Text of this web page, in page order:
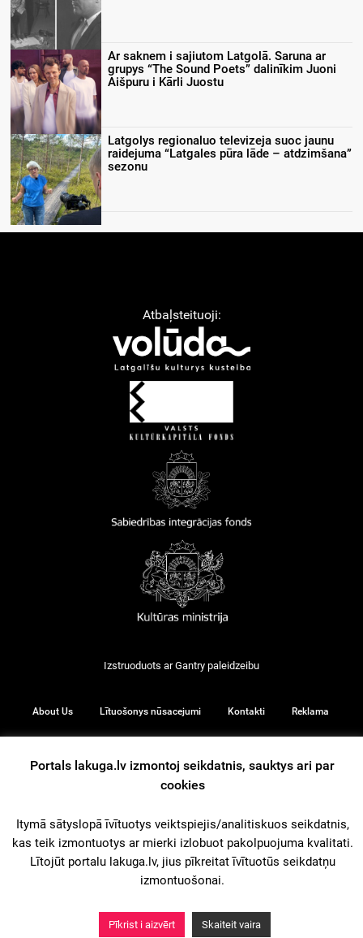
Ar saknem i sajiutom Latgolā. Saruna ar
grupys “The Sound Poets” dalinīkim Juoni
Aišpuru i Kārli Juostu
Latgolys regionaluo televizeja suoc jaunu
raidejuma “Latgales pūra lāde – atdzimšana”
sezonu
Atbaļsteituoji:
Izstruoduots arGantry paleidzeibu
About Us Lītuošonys nūsacejumi Kontakti Reklama
© 2026
iz augšu
Portals lakuga.lv izmontoj seikdatnis, sauktys ari par
cookies
Itymā sātyslopā īvītuotys veiktspiejis/analitiskuos seikdatnis,
kas teik izmontuotys ar mierki izlobuot pakolpuojuma kvalitati.
Lītojūt portalu lakuga.lv, jius pīkreitat īvītuotūs seikdatņu
izmontuošonai.
Pīkrist i aizvērt Skaiteit vaira